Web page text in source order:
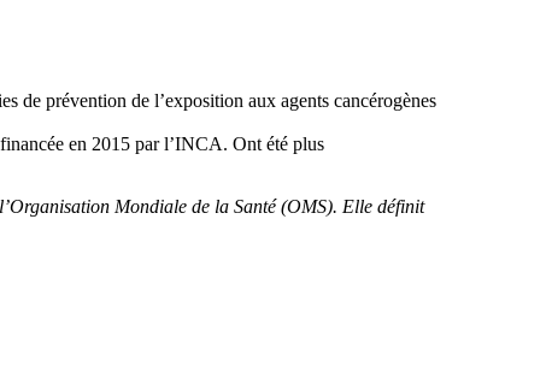
de prévention de l’exposition aux agents cancérogènes
en 2015 par l’INCA. Ont été plus
Mondiale de la Santé (OMS). Elle définit